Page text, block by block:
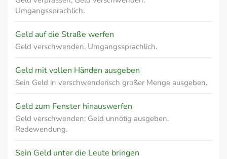
Umgangssprachlich.
Geld auf die Straße werfen
Geld verschwenden. Umgangssprachlich.
Geld mit vollen Händen ausgeben
Sein Geld in verschwenderisch großer Menge ausgeben.
Geld zum Fenster hinauswerfen
Geld verschwenden; Geld unnötig ausgeben.
Redewendung.
Sein Geld unter die Leute bringen